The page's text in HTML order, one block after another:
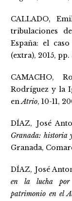
CALLADO,
tribulaciones
España: el
(extra), 2015, pp.
CAMACHO,
Rodríguez y la
enAtrio, 10-11,
DÍAZ, José
Granada: historia
Granada,
DÍAZ, José
en la lucha por
patrimonio en el